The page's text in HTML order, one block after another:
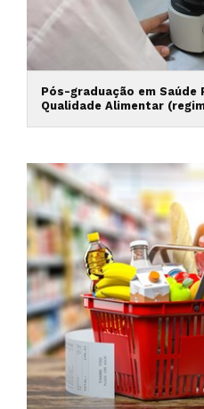
Pós-graduação em Saúde
Qualidade Alimentar